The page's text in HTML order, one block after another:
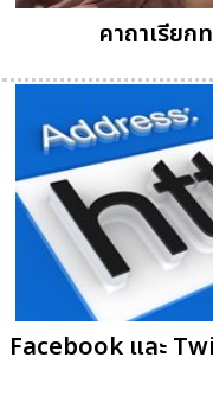
คาถาเรียก
Facebook และ